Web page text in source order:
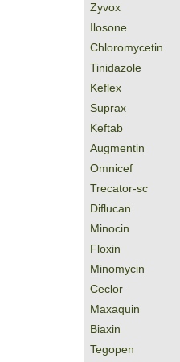
Zyvox
Ilosone
Chloromycetin
Tinidazole
Keflex
Suprax
Keftab
Augmentin
Omnicef
Trecator-sc
Diflucan
Minocin
Floxin
Minomycin
Ceclor
Maxaquin
Biaxin
Tegopen